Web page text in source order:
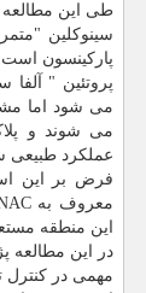
طی این مطالعه
سینوكلین
پاركینسون
پروتئین "
می شود اما
می شوند و
عملكرد طبیعی
فرض بر این
این منطقه
مهمی در كنترل